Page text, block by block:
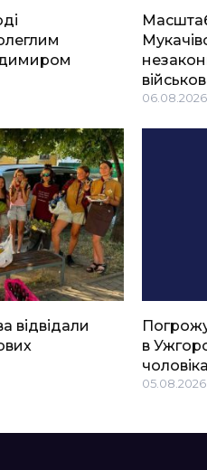
06.08.2026
відвідали
в
чоловіка
05.08.2026